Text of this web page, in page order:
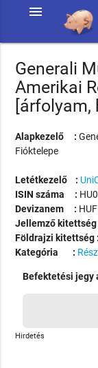
menu
Generali
Amerikai
[árfolyam,
Alapkezelő :
Fióktelepe
Letétkezelő :
ISIN száma :
Devizanem : HUF
Jellemző kitettség
Földrajzi kitettség :
Kategória :
Befektetési jegy
Hirdetés